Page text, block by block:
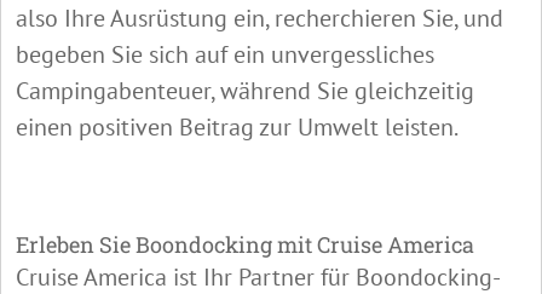
also Ihre Ausrüstung ein, recherchieren Sie, und
begeben Sie sich auf ein unvergessliches
Campingabenteuer, während Sie gleichzeitig
einen positiven Beitrag zur Umwelt leisten.
Erleben Sie Boondocking mit Cruise America
Cruise America ist Ihr Partner für Boondocking-